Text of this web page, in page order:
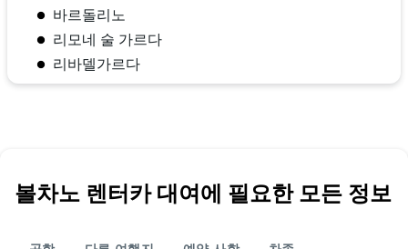
바르돌리노
리모네 술 가르다
리바델가르다
볼차노 렌터카 대여에 필요한 모든 정보